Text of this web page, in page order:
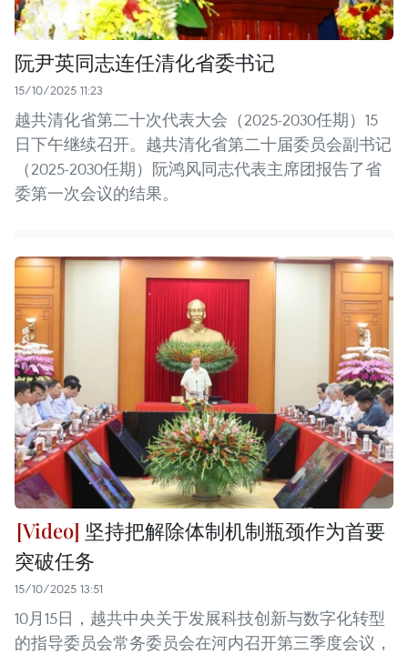
阮尹英同志连任清化省委书记
15/10/2025 11:23
越共清化省第二十次代表大会（2025-2030任期）15
日下午继续召开。越共清化省第二十届委员会副书记
（2025-2030任期）阮鸿风同志代表主席团报告了省
委第一次会议的结果。
坚持把解除体制机制瓶颈作为首要
突破任务
15/10/2025 13:51
10月15日，越共中央关于发展科技创新与数字化转型
的指导委员会常务委员会在河内召开第三季度会议，